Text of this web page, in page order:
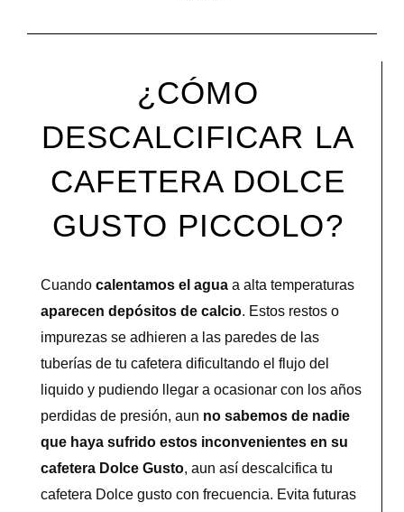
¿CÓMO
DESCALCIFICAR LA
CAFETERA DOLCE
GUSTO PICCOLO?
Cuandocalentamos el aguaa alta temperaturas
aparecen depósitos de calcio. Estos restos o
impurezas se adhieren a las paredes de las
tuberías de tu cafetera dificultando el flujo del
liquido y pudiendo llegar a ocasionar con los años
perdidas de presión, aun no sabemos de nadie
que haya sufrido estos inconvenientes en su
cafetera Dolce Gusto, aun así descalcifica tu
cafetera Dolce gusto con frecuencia. Evita futuras